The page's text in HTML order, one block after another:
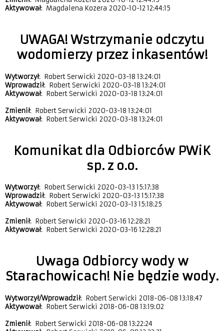
Aktywował: Magdalena Kozera 2020-10-12 12:44:15
UWAGA! Wstrzymanie odczytu
wodomierzy przez inkasentów!
Wytworzył: Robert Serwicki 2020-03-18 13:24:01
Wprowadził: Robert Serwicki 2020-03-18 13:24:01
Aktywował: Robert Serwicki 2020-03-18 13:24:01
Zmienił: Robert Serwicki 2020-03-18 13:24:01
Aktywował: Robert Serwicki 2020-03-18 13:24:01
Komunikat dla Odbiorców PWiK
sp. z o.o.
Wytworzył: Robert Serwicki 2020-03-13 15:17:38
Wprowadził: Robert Serwicki 2020-03-13 15:17:38
Aktywował: Robert Serwicki 2020-03-13 15:18:25
Zmienił: Robert Serwicki 2020-03-16 12:28:21
Aktywował: Robert Serwicki 2020-03-16 12:28:21
Uwaga Odbiorcy wody w
Starachowicach! Nie będzie wody.
Wytworzył/Wprowadził: Robert Serwicki 2018-06-08 13:18:47
Aktywował: Robert Serwicki 2018-06-08 13:19:02
Zmienił: Robert Serwicki 2018-06-08 13:22:24